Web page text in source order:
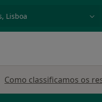
Como classificamos os